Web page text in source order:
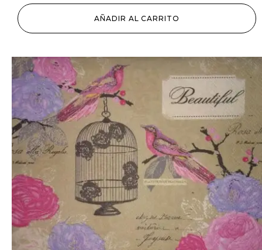
AÑADIR AL CARRITO